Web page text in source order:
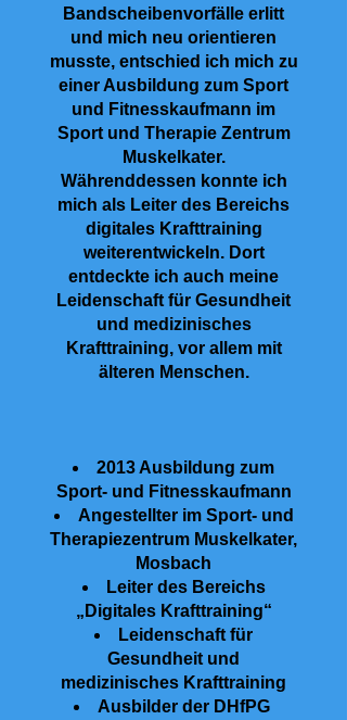
Bandscheibenvorfälle erlitt
und mich neu orientieren
musste, entschied ich mich zu
einer Ausbildung zum Sport
und Fitnesskaufmann im
Sport und Therapie Zentrum
Muskelkater.
Währenddessen konnte ich
mich als Leiter des Bereichs
digitales Krafttraining
weiterentwickeln. Dort
entdeckte ich auch meine
Leidenschaft für Gesundheit
und medizinisches
Krafttraining, vor allem mit
älteren Menschen.
2013 Ausbildung zum
Sport- und Fitnesskaufmann
Angestellter im Sport- und
Therapiezentrum Muskelkater,
Mosbach
Leiter des Bereichs
„Digitales Krafttraining“
Leidenschaft für
Gesundheit und
medizinisches Krafttraining
Ausbilder der DHfPG